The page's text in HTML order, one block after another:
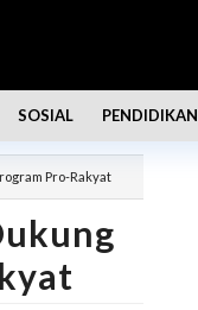
SOSIAL PENDIDIKAN
Pro-Rakyat